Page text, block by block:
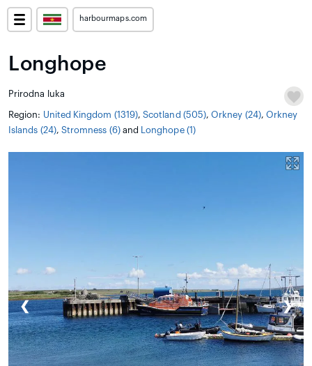
harbourmaps.com
Longhope
Prirodna luka
Region: United Kingdom (1319),Scotland (505),Orkney (24), Orkney
Islands (24), Stromness (6)and Longhope (1)
❮ ❯